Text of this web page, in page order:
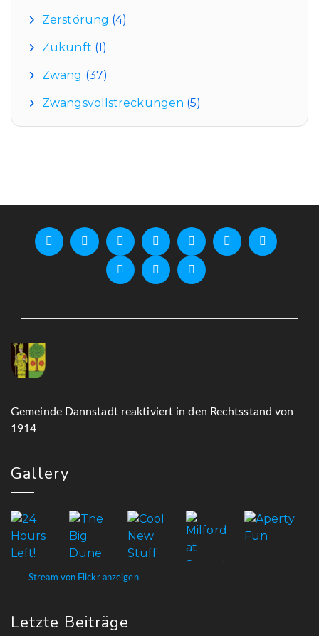
Zerstörung (4)
Zukunft (1)
Zwang (37)
Zwangsvollstreckungen (5)
Gemeinde Dannstadt reaktiviert in den Rechtsstand von
1914
Gallery
Stream von Flickr anzeigen
Letzte Beiträge